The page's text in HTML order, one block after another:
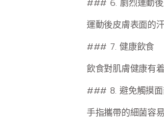
### 6. 劇烈運動
運動後皮膚表面的
### 7. 健康飲食
飲食對肌膚健康有
### 8. 避免觸摸
手指攜帶的細菌容